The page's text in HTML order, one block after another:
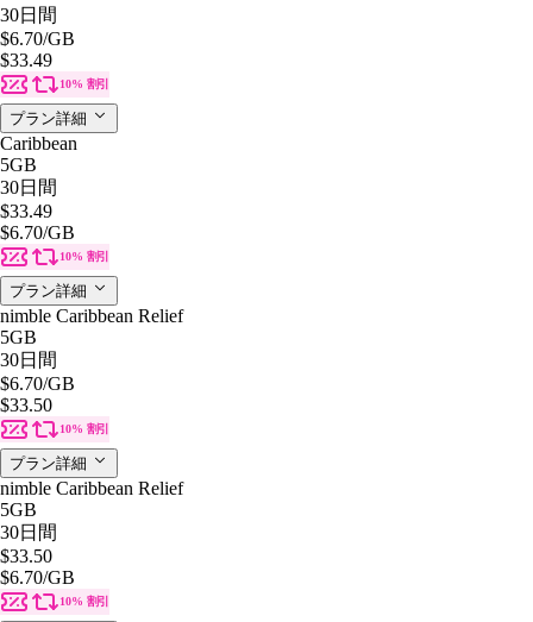
30日間
$6.70/GB
$33.49
10% 割引
プラン詳細
Caribbean
5GB
30日間
$33.49
$6.70/GB
10% 割引
プラン詳細
nimble Caribbean Relief
5GB
30日間
$6.70/GB
$33.50
10% 割引
プラン詳細
nimble Caribbean Relief
5GB
30日間
$33.50
$6.70/GB
10% 割引